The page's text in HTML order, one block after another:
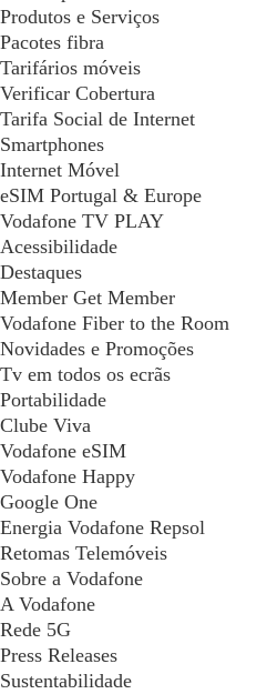
Produtos e Serviços
Pacotes fibra
Tarifários móveis
Verificar Cobertura
Tarifa Social de Internet
Smartphones
Internet Móvel
eSIM Portugal & Europe
Vodafone TV PLAY
Acessibilidade
Destaques
Member Get Member
Vodafone Fiber to the Room
Novidades e Promoções
Tv em todos os ecrãs
Portabilidade
Clube Viva
Vodafone eSIM
Vodafone Happy
Google One
Energia Vodafone Repsol
Retomas Telemóveis
Sobre a Vodafone
A Vodafone
Rede 5G
Press Releases
Sustentabilidade